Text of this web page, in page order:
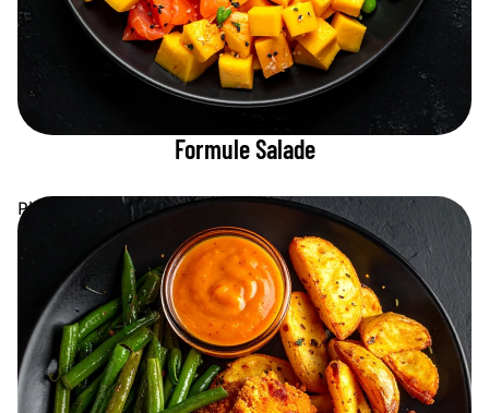
Formule Salade
Plateau Découverte